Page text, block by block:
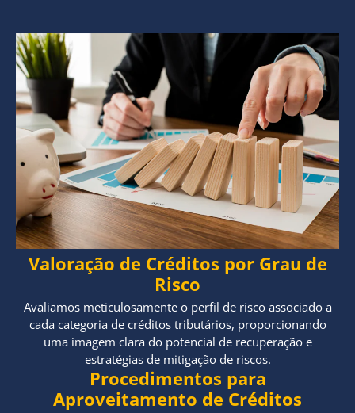
Valoração de Créditos por Grau de
Risco
Avaliamos meticulosamente o perfil de risco associado a
cada categoria de créditos tributários, proporcionando
uma imagem clara do potencial de recuperação e
estratégias de mitigação de riscos.
Procedimentos para
Aproveitamento de Créditos